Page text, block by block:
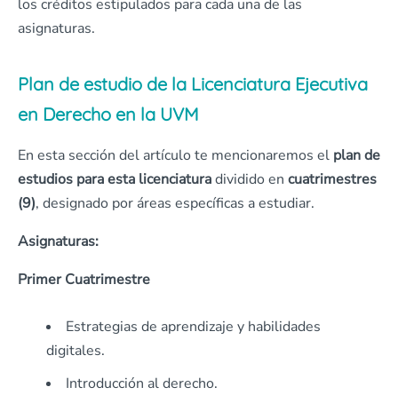
los créditos estipulados para cada una de las
asignaturas.
Plan de estudio de la Licenciatura Ejecutiva
en Derecho en la UVM
En esta sección del artículo te mencionaremos el plan de
estudios para esta licenciaturadividido en cuatrimestres
(9), designado por áreas específicas a estudiar.
Asignaturas:
Primer Cuatrimestre
Estrategias de aprendizaje y habilidades
digitales.
Introducción al derecho.